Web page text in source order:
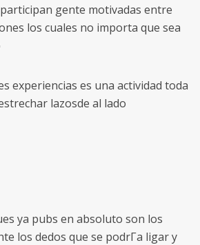
gente motivadas entre
los cuales no importa que sea
experiencias es una actividad toda
lazosde al lado
ya pubs en absoluto son los
los dedos que se podrГ­a ligar y